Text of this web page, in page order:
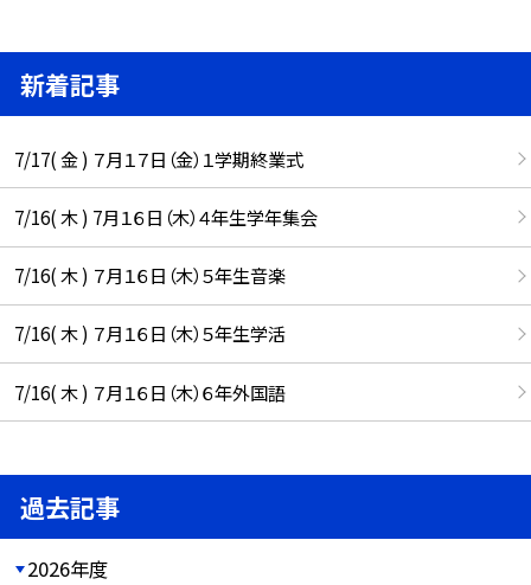
新着記事
7/17( 金 ) ７月１７日（金）１学期終業式
7/16( 木 ) 7月１６日（木）４年生学年集会
7/16( 木 ) ７月１６日（木）５年生音楽
7/16( 木 ) ７月１６日（木）５年生学活
7/16( 木 ) ７月１６日（木）６年外国語
過去記事
2026年度